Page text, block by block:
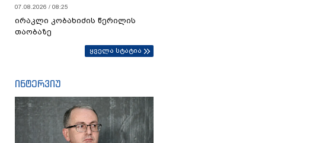
07.08.2026 / 08:25
ირაკლი კობახიძის წერილის
თაობაზე
ყველა სტატია
ინტერვიუ